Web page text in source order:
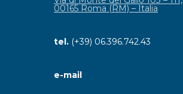
00165 Roma (RM) – Italia
tel. (+39) 06.396.742.43
e-mail